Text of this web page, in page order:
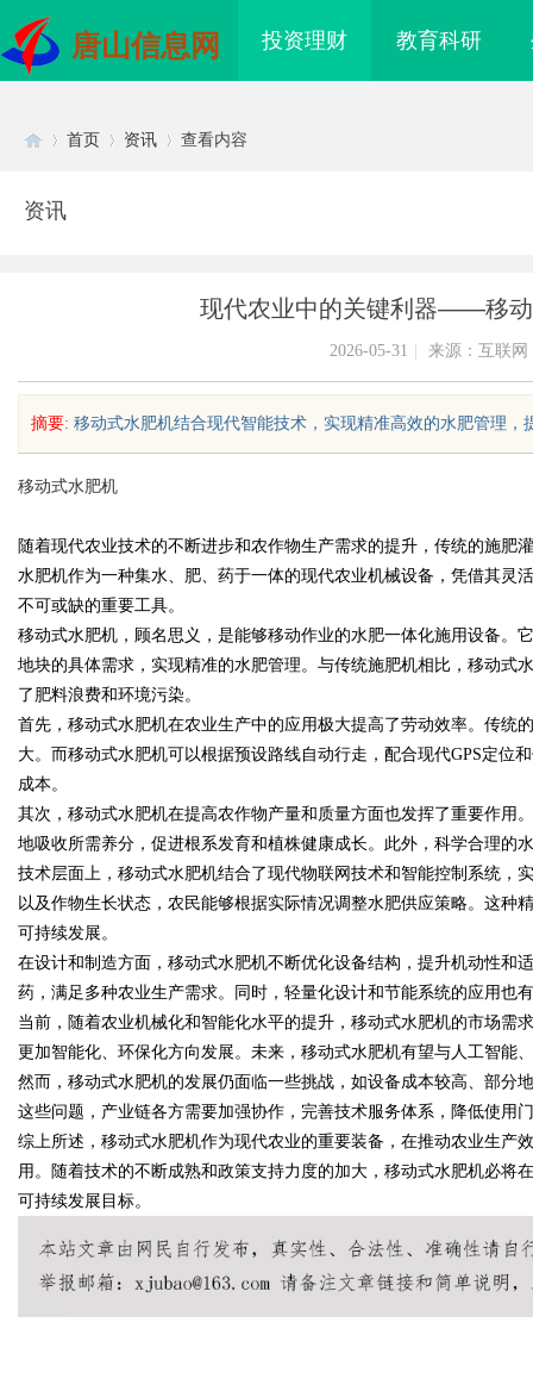
唐山信息网 投资理财 教育科研
sc
uz
!
Bo
首页 资讯 查看内容
资讯
现代农业中的关键利器——移
2026-05-31 来源：互联网
摘要: 移动式水肥机结合现代智能技术，实现精准高效的水肥管理
移动式水肥机
随着现代农业技术的不断进步和农作物生产需求的提升，传统的施肥
水肥机作为一种集水、肥、药于一体的现代农业机械设备，凭借其灵
不可或缺的重要工具。
移动式水肥机，顾名思义，是能够移动作业的水肥一体化施用设备。
地块的具体需求，实现精准的水肥管理。与传统施肥机相比，移动式
了肥料浪费和环境污染。
首先，移动式水肥机在农业生产中的应用极大提高了劳动效率。传统
大。而移动式水肥机可以根据预设路线自动行走，配合现代GPS定位
成本。
其次，移动式水肥机在提高农作物产量和质量方面也发挥了重要作用
地吸收所需养分，促进根系发育和植株健康成长。此外，科学合理的
技术层面上，移动式水肥机结合了现代物联网技术和智能控制系统，
以及作物生长状态，农民能够根据实际情况调整水肥供应策略。这种
可持续发展。
在设计和制造方面，移动式水肥机不断优化设备结构，提升机动性和
药，满足多种农业生产需求。同时，轻量化设计和节能系统的应用也
当前，随着农业机械化和智能化水平的提升，移动式水肥机的市场需
更加智能化、环保化方向发展。未来，移动式水肥机有望与人工智能
然而，移动式水肥机的发展仍面临一些挑战，如设备成本较高、部分
这些问题，产业链各方需要加强协作，完善技术服务体系，降低使用
综上所述，移动式水肥机作为现代农业的重要装备，在推动农业生产
用。随着技术的不断成熟和政策支持力度的加大，移动式水肥机必将
可持续发展目标。
发体系全解析